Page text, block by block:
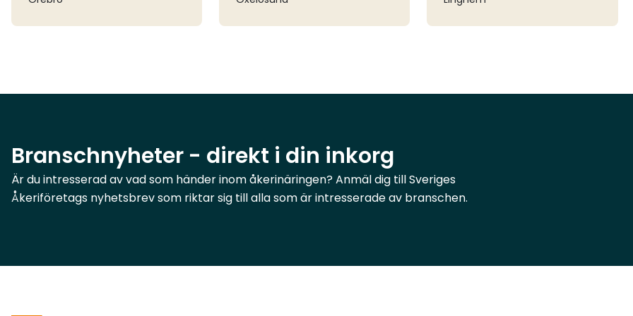
Branschnyheter - direkt i din inkorg
Är du intresserad av vad som händer inom åkerinäringen? Anmäl dig till Sveriges
Åkeriföretags nyhetsbrev som riktar sig till alla som är intresserade av branschen.